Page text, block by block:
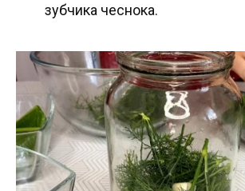
зубчика чеснока.